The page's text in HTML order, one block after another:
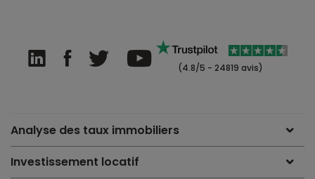
(4.8/5 - 24819 avis)
Analyse des taux immobiliers
Investissement locatif